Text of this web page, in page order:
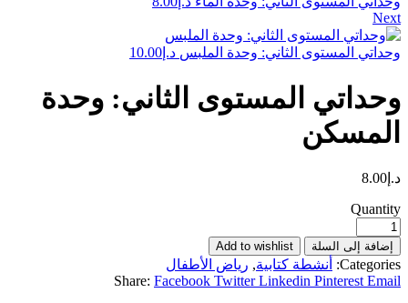
Next
وحداتي المستوى الثاني: وحدة الملبس د.إ 10.00
وحداتي المستوى الثاني: وحدة
المسكن
د.إ 8.00
Quantity
إضافة إلى السلة Add to wishlist
Categories: أنشطة كتابية, رياض الأطفال
Share: Facebook Twitter Linkedin Pinterest Email